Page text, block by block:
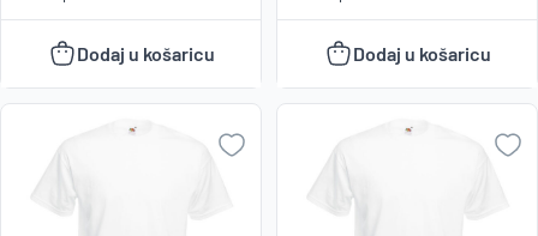
Dodaj u košaricu Dodaj u košaricu